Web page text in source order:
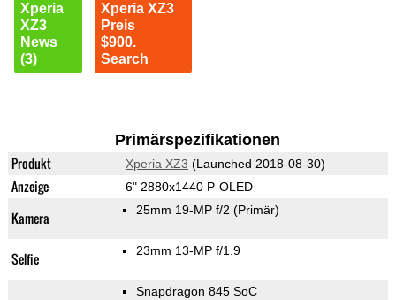
Xperia
XZ3
News
(3)
Xperia XZ3
Preis
$900.
Search
Primärspezifikationen
Produkt Xperia XZ3 (Launched 2018-08-30)
Anzeige 6" 2880x1440 P-OLED
Kamera 25mm 19-MP f/2 (Primär)
Selfie 23mm 13-MP f/1.9
Snapdragon 845 SoC